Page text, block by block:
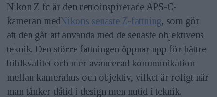
Nikon Z fc är den retroinspirerade APS-C-
kameran medNikons senaste Z-fattning, som gör
att den går att använda med de senaste objektivens
teknik. Den större fattningen öppnar upp för bättre
bildkvalitet och mer avancerad kommunikation
mellan kamerahus och objektiv, vilket är roligt när
man tänker dåtid i design men nutid i teknik.